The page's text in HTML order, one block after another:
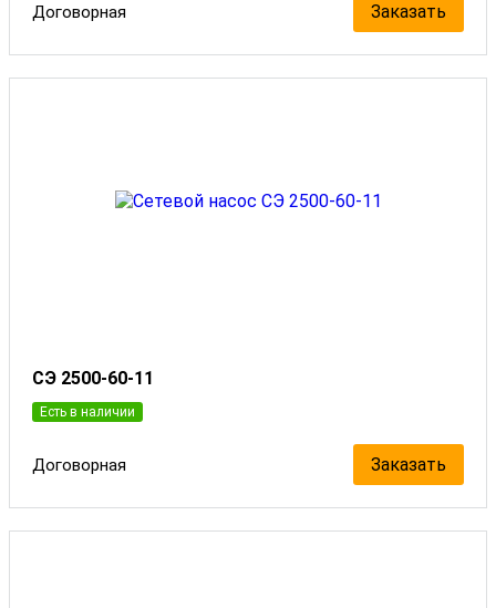
Договорная Заказать
СЭ 2500-60-11
Есть в наличии
Договорная Заказать